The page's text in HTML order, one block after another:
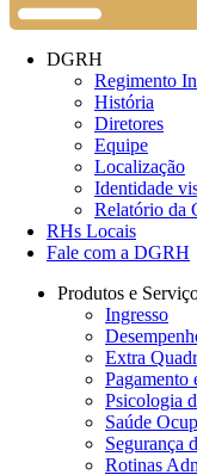
DGRH
Regimento
História
Diretores
Equipe
Localização
Identidade
Relatório da
RHs Locais
Fale com a DGRH
Produtos e
Ingresso
Extra
Pagamento
Psicologia
Saúde
Segurança
Rotinas